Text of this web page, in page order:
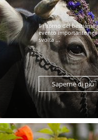
Il ritorno del bestiame
evento importante
svolta ...
Saperne di più